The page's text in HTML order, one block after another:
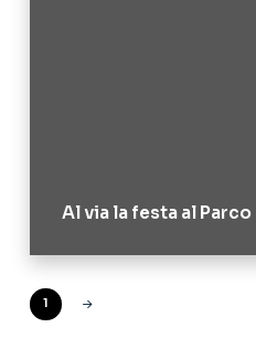
Al via la festa al
1 Next